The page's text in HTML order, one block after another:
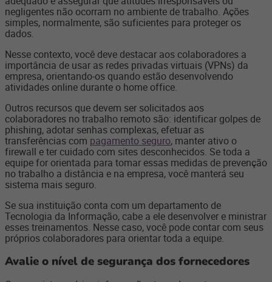
negligentes não ocorram no ambiente de trabalho. Ações
simples, normalmente, são suficientes para proteger os
dados.
Nesse contexto, você deve destacar aos colaboradores a
importância de usar as redes privadas virtuais (VPNs) da
empresa, orientando-os quando estão desenvolvendo
atividades online durante o home office.
Outros recursos que devem ser solicitados aos
colaboradores no trabalho remoto são: identificar golpes de
phishing, adotar senhas complexas, efetuar as
transferências com pagamento seguro, manter ativo o
firewall e ter cuidado com sites desconhecidos. Se toda a
equipe for orientada para tomar essas medidas de prevenção
no trabalho a distância e na empresa, você manterá seu
sistema mais seguro.
Se sua instituição conta com um departamento de
Tecnologia da Informação, cabe a ele desenvolver e ministrar
esses treinamentos. Nesse caso, você pode contar com seus
próprios colaboradores para orientar toda a equipe.
Avalie o nível de segurança dos fornecedores